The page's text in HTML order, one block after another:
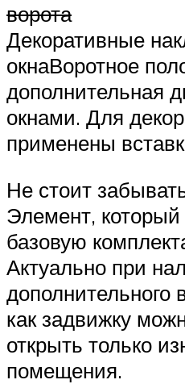
ворота
Декоративные
окнаВоротное
дополнительная
окнами. Для
применены
Не стоит
Элемент, который
базовую
Актуально при
дополнительного
как задвижку
открыть только
помещения.